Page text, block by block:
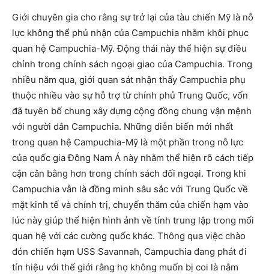
Giới chuyên gia cho rằng sự trở lại của tàu chiến Mỹ là nỗ
lực không thể phủ nhận của Campuchia nhằm khôi phục
quan hệ Campuchia-Mỹ. Động thái này thể hiện sự điều
chỉnh trong chính sách ngoại giao của Campuchia. Trong
nhiều năm qua, giới quan sát nhận thấy Campuchia phụ
thuộc nhiều vào sự hỗ trợ từ chính phủ Trung Quốc, vốn
đã tuyên bố chung xây dựng cộng đồng chung vận mệnh
với người dân Campuchia. Những diễn biến mới nhất
trong quan hệ Campuchia-Mỹ là một phần trong nỗ lực
của quốc gia Đông Nam Á này nhằm thể hiện rõ cách tiếp
cận cân bằng hơn trong chính sách đối ngoại. Trong khi
Campuchia vẫn là đồng minh sâu sắc với Trung Quốc về
mặt kinh tế và chính trị, chuyến thăm của chiến hạm vào
lúc này giúp thể hiện hình ảnh về tính trung lập trong mối
quan hệ với các cường quốc khác. Thông qua việc chào
đón chiến hạm USS Savannah, Campuchia đang phát đi
tín hiệu với thế giới rằng họ không muốn bị coi là nằm